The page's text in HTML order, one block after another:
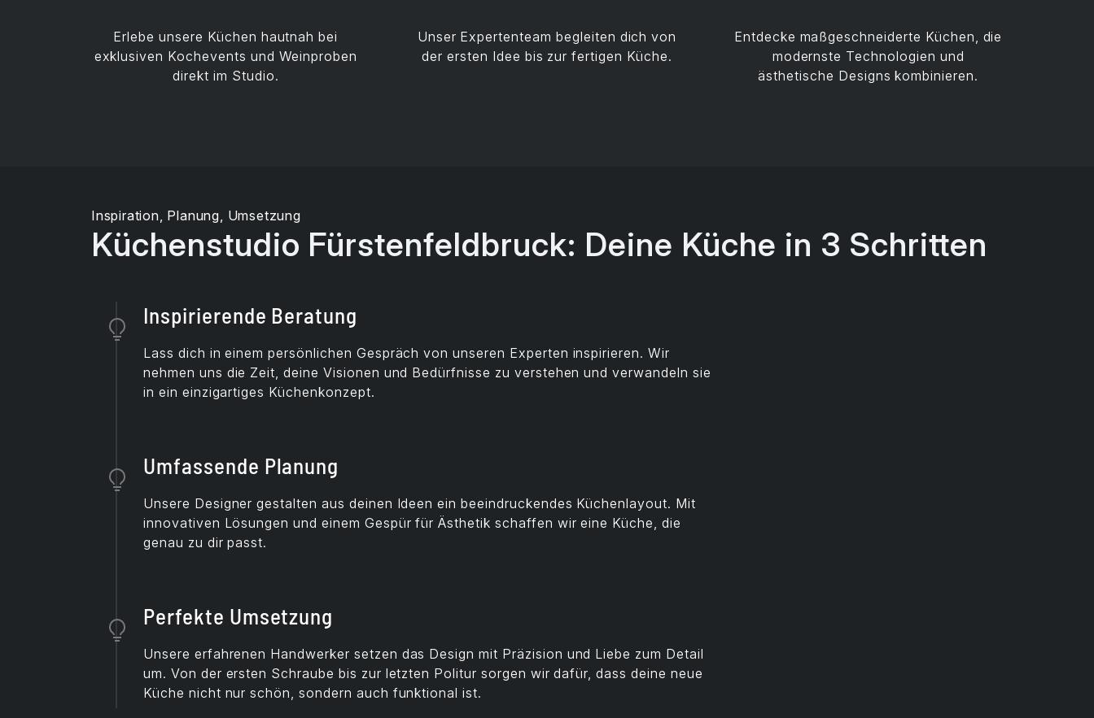
Erlebe unsere Küchen hautnah bei
exklusiven Kochevents und Weinproben
direkt im Studio.
Unser Expertenteam begleiten dich von
der ersten Idee bis zur fertigen Küche.
Entdecke maßgeschneiderte Küchen, die
modernste Technologien und
ästhetische Designs kombinieren.
Inspiration, Planung, Umsetzung
Küchenstudio Fürstenfeldbruck: Deine Küche in 3 Schritten
Inspirierende Beratung
Lass dich in einem persönlichen Gespräch von unseren Experten inspirieren. Wir
nehmen uns die Zeit, deine Visionen und Bedürfnisse zu verstehen und verwandeln sie
in ein einzigartiges Küchenkonzept.
Umfassende Planung
Unsere Designer gestalten aus deinen Ideen ein beeindruckendes Küchenlayout. Mit
innovativen Lösungen und einem Gespür für Ästhetik schaffen wir eine Küche, die
genau zu dir passt.
Perfekte Umsetzung
Unsere erfahrenen Handwerker setzen das Design mit Präzision und Liebe zum Detail
um. Von der ersten Schraube bis zur letzten Politur sorgen wir dafür, dass deine neue
Küche nicht nur schön, sondern auch funktional ist.